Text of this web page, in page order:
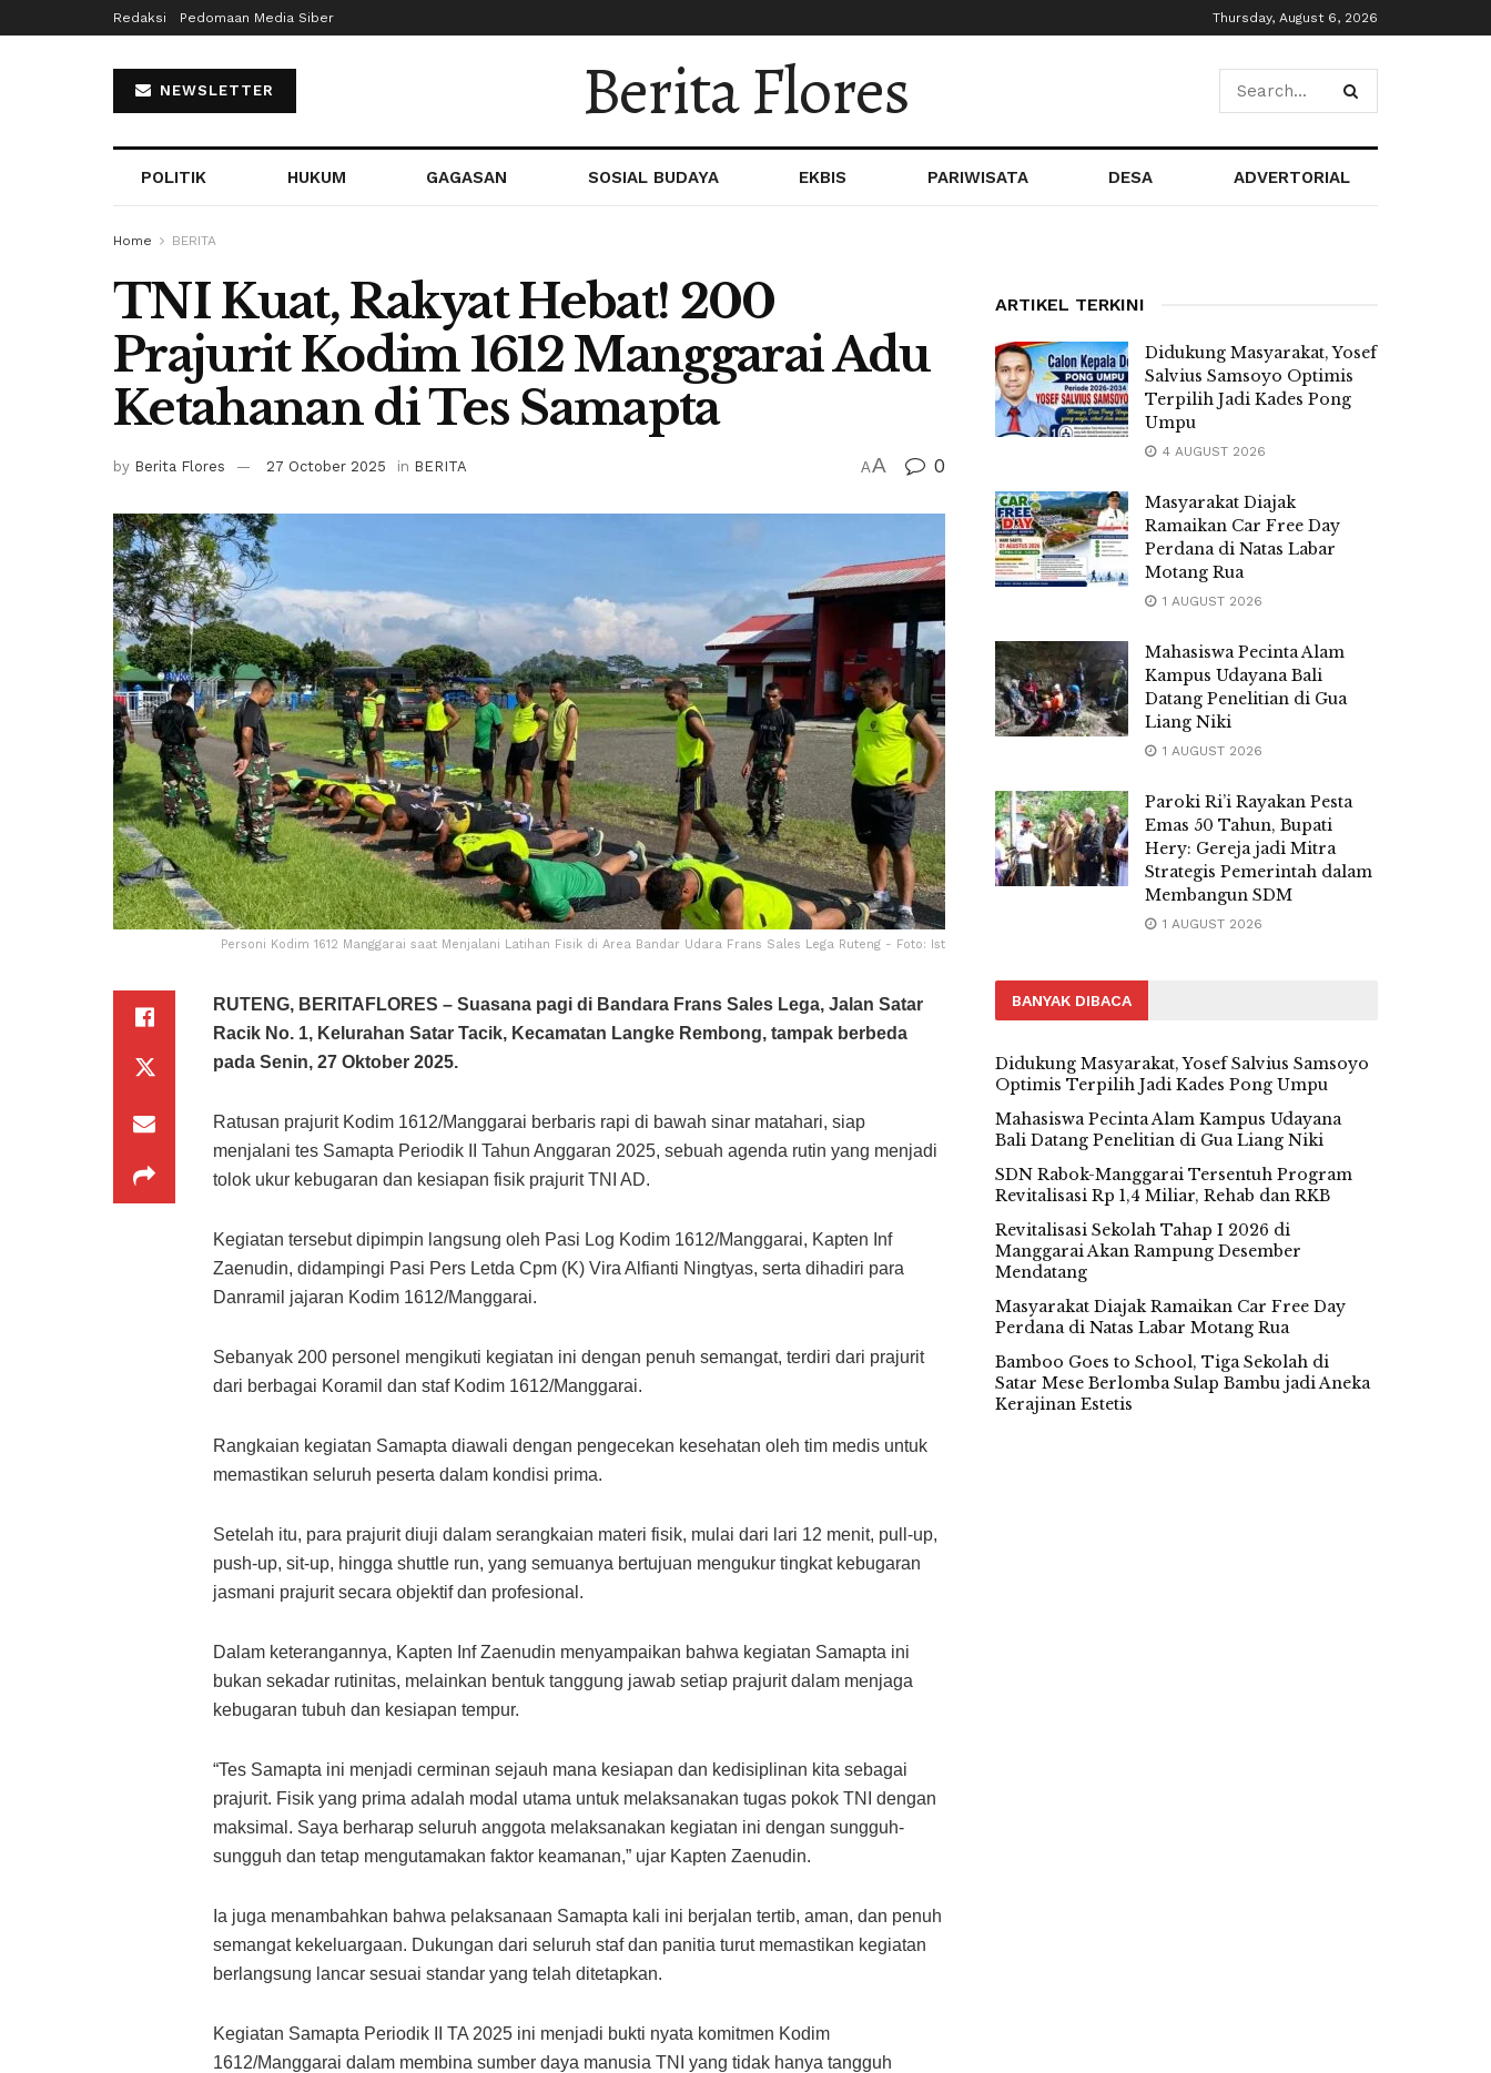
Redaksi Pedomaan Media Siber Thursday, August 6, 2026
NEWSLETTER Berita Flores
POLITIK HUKUM GAGASAN SOSIAL BUDAYA EKBIS PARIWISATA DESA ADVERTORIAL
Home BERITA
TNI Kuat, Rakyat Hebat! 200
Prajurit Kodim 1612 Manggarai Adu
Ketahanan di Tes Samapta
by Berita Flores 27 October 2025 in BERITA AA 0
Personi Kodim 1612 Manggarai saat Menjalani Latihan Fisik di Area Bandar Udara Frans Sales Lega Ruteng - Foto: Ist
RUTENG, BERITAFLORES – Suasana pagi di Bandara Frans Sales Lega, Jalan Satar
Racik No. 1, Kelurahan Satar Tacik, Kecamatan Langke Rembong, tampak berbeda
pada Senin, 27 Oktober 2025.
Ratusan prajurit Kodim 1612/Manggarai berbaris rapi di bawah sinar matahari, siap
menjalani tes Samapta Periodik II Tahun Anggaran 2025, sebuah agenda rutin yang menjadi
tolok ukur kebugaran dan kesiapan fisik prajurit TNI AD.
Kegiatan tersebut dipimpin langsung oleh Pasi Log Kodim 1612/Manggarai, Kapten Inf
Zaenudin, didampingi Pasi Pers Letda Cpm (K) Vira Alfianti Ningtyas, serta dihadiri para
Danramil jajaran Kodim 1612/Manggarai.
Sebanyak 200 personel mengikuti kegiatan ini dengan penuh semangat, terdiri dari prajurit
dari berbagai Koramil dan staf Kodim 1612/Manggarai.
Rangkaian kegiatan Samapta diawali dengan pengecekan kesehatan oleh tim medis untuk
memastikan seluruh peserta dalam kondisi prima.
Setelah itu, para prajurit diuji dalam serangkaian materi fisik, mulai dari lari 12 menit, pull-up,
push-up, sit-up, hingga shuttle run, yang semuanya bertujuan mengukur tingkat kebugaran
jasmani prajurit secara objektif dan profesional.
Dalam keterangannya, Kapten Inf Zaenudin menyampaikan bahwa kegiatan Samapta ini
bukan sekadar rutinitas, melainkan bentuk tanggung jawab setiap prajurit dalam menjaga
kebugaran tubuh dan kesiapan tempur.
“Tes Samapta ini menjadi cerminan sejauh mana kesiapan dan kedisiplinan kita sebagai
prajurit. Fisik yang prima adalah modal utama untuk melaksanakan tugas pokok TNI dengan
maksimal. Saya berharap seluruh anggota melaksanakan kegiatan ini dengan sungguh-
sungguh dan tetap mengutamakan faktor keamanan,” ujar Kapten Zaenudin.
Ia juga menambahkan bahwa pelaksanaan Samapta kali ini berjalan tertib, aman, dan penuh
semangat kekeluargaan. Dukungan dari seluruh staf dan panitia turut memastikan kegiatan
berlangsung lancar sesuai standar yang telah ditetapkan.
Kegiatan Samapta Periodik II TA 2025 ini menjadi bukti nyata komitmen Kodim
1612/Manggarai dalam membina sumber daya manusia TNI yang tidak hanya tangguh
ARTIKEL TERKINI
Didukung Masyarakat, Yosef
Salvius Samsoyo Optimis
Terpilih Jadi Kades Pong
Umpu
4 AUGUST 2026
Masyarakat Diajak
Ramaikan Car Free Day
Perdana di Natas Labar
Motang Rua
1 AUGUST 2026
Mahasiswa Pecinta Alam
Kampus Udayana Bali
Datang Penelitian di Gua
Liang Niki
1 AUGUST 2026
Paroki Ri’i Rayakan Pesta
Emas 50 Tahun, Bupati
Hery: Gereja jadi Mitra
Strategis Pemerintah dalam
Membangun SDM
1 AUGUST 2026
BANYAK DIBACA
Didukung Masyarakat, Yosef Salvius Samsoyo
Optimis Terpilih Jadi Kades Pong Umpu
Mahasiswa Pecinta Alam Kampus Udayana
Bali Datang Penelitian di Gua Liang Niki
SDN Rabok-Manggarai Tersentuh Program
Revitalisasi Rp 1,4 Miliar, Rehab dan RKB
Revitalisasi Sekolah Tahap I 2026 di
Manggarai Akan Rampung Desember
Mendatang
Masyarakat Diajak Ramaikan Car Free Day
Perdana di Natas Labar Motang Rua
Bamboo Goes to School, Tiga Sekolah di
Satar Mese Berlomba Sulap Bambu jadi Aneka
Kerajinan Estetis